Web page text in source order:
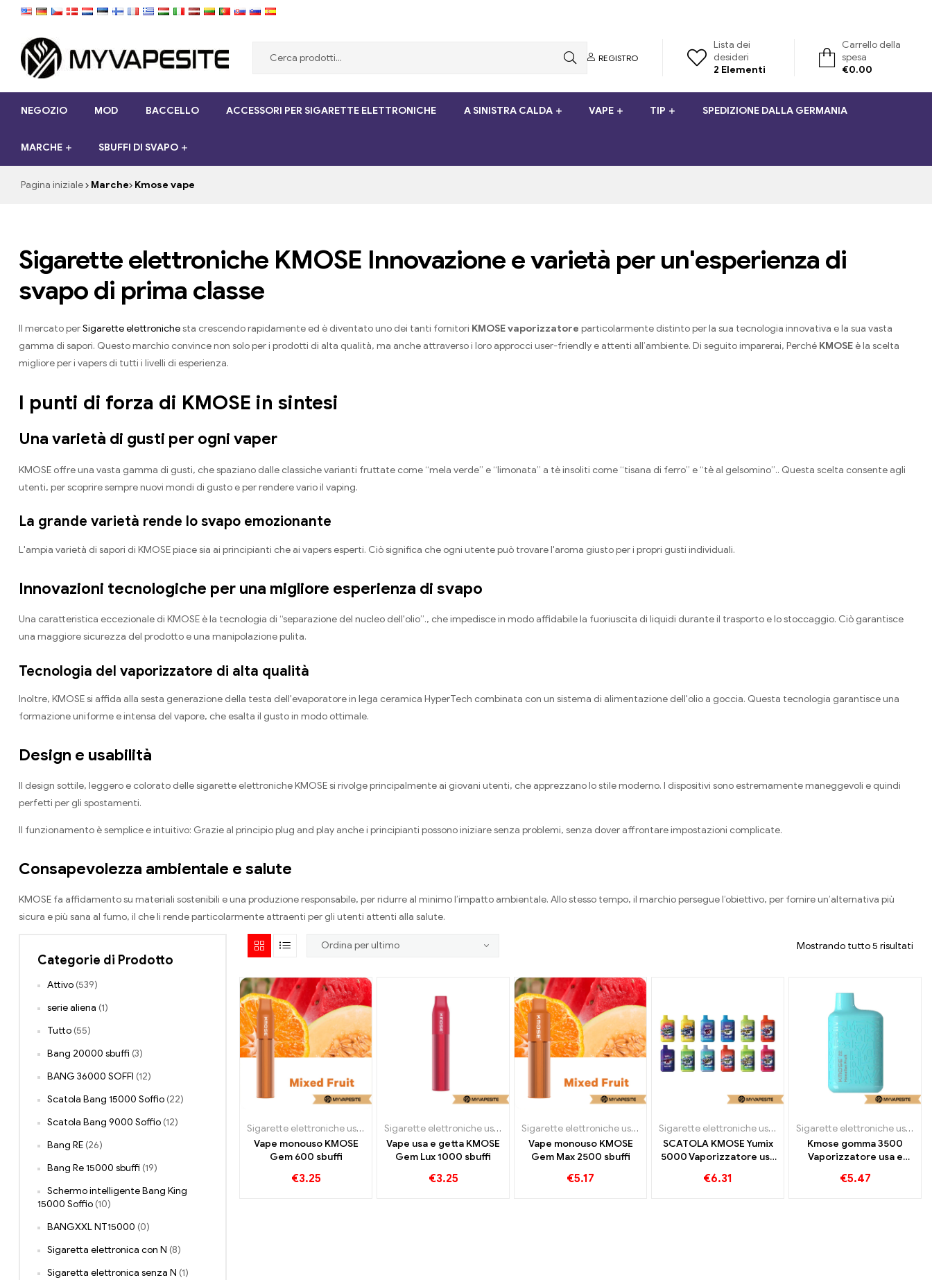
Myvapesite.de
sigarette
elettroniche
a
myvapesite.de
REGISTRO
Lista dei
desideri
2 Elementi
Carrello della
spesa
€0.00
NEGOZIO MOD BACCELLO ACCESSORI PER SIGARETTE ELETTRONICHE A SINISTRA CALDA VAPE TIP SPEDIZIONE DALLA GERMANIA
MARCHE SBUFFI DI SVAPO
Pagina iniziale Marche Kmose vape
Sigarette elettroniche KMOSE Innovazione e varietà per un'esperienza di
svapo di prima classe
Il mercato perSigarette elettronichesta crescendo rapidamente ed è diventato uno dei tanti fornitori KMOSE vaporizzatore particolarmente distinto per la sua tecnologia innovativa e la sua vasta
gamma di sapori. Questo marchio convince non solo per i prodotti di alta qualità, ma anche attraverso i loro approcci user-friendly e attenti all’ambiente. Di seguito imparerai, Perché KMOSE è la scelta
migliore per i vapers di tutti i livelli di esperienza.
I punti di forza di KMOSE in sintesi
Una varietà di gusti per ogni vaper
KMOSE offre una vasta gamma di gusti, che spaziano dalle classiche varianti fruttate come “mela verde” e “limonata” a tè insoliti come “tisana di ferro” e “tè al gelsomino”.. Questa scelta consente agli
utenti, per scoprire sempre nuovi mondi di gusto e per rendere vario il vaping.
La grande varietà rende lo svapo emozionante
L'ampia varietà di sapori di KMOSE piace sia ai principianti che ai vapers esperti. Ciò significa che ogni utente può trovare l'aroma giusto per i propri gusti individuali.
Innovazioni tecnologiche per una migliore esperienza di svapo
Una caratteristica eccezionale di KMOSE è la tecnologia di “separazione del nucleo dell'olio”., che impedisce in modo affidabile la fuoriuscita di liquidi durante il trasporto e lo stoccaggio. Ciò garantisce
una maggiore sicurezza del prodotto e una manipolazione pulita.
Tecnologia del vaporizzatore di alta qualità
Inoltre, KMOSE si affida alla sesta generazione della testa dell'evaporatore in lega ceramica HyperTech combinata con un sistema di alimentazione dell'olio a goccia. Questa tecnologia garantisce una
formazione uniforme e intensa del vapore, che esalta il gusto in modo ottimale.
Design e usabilità
Il design sottile, leggero e colorato delle sigarette elettroniche KMOSE si rivolge principalmente ai giovani utenti, che apprezzano lo stile moderno. I dispositivi sono estremamente maneggevoli e quindi
perfetti per gli spostamenti.
Il funzionamento è semplice e intuitivo: Grazie al principio plug and play anche i principianti possono iniziare senza problemi, senza dover affrontare impostazioni complicate.
Consapevolezza ambientale e salute
KMOSE fa affidamento su materiali sostenibili e una produzione responsabile, per ridurre al minimo l’impatto ambientale. Allo stesso tempo, il marchio persegue l’obiettivo, per fornire un’alternativa più
sicura e più sana al fumo, il che li rende particolarmente attraenti per gli utenti attenti alla salute.
Mostrando tutto 5 risultati
Sigarette elettroniche usa e getta
Vape monouso KMOSE
Gem 600 sbuffi
€3.25
Sigarette elettroniche usa e getta
Vape usa e getta KMOSE
Gem Lux 1000 sbuffi
€3.25
Sigarette elettroniche usa e getta
Vape monouso KMOSE
Gem Max 2500 sbuffi
€5.17
Sigarette elettroniche usa e getta
SCATOLA KMOSE Yumix
5000 Vaporizzatore usa
€6.31
Sigarette elettroniche usa e getta
Kmose gomma 3500
Vaporizzatore usa e
€5.47
Categorie di Prodotto
Attivo (539)
serie aliena (1)
Tutto (55)
Bang 20000 sbuffi (3)
BANG 36000 SOFFI (12)
Scatola Bang 15000 Soffio (22)
Scatola Bang 9000 Soffio (12)
Bang RE (26)
Bang Re 15000 sbuffi (19)
Schermo intelligente Bang King
15000 Soffio (10)
BANGXXL NT15000 (0)
Sigaretta elettronica con N (8)
Sigaretta elettronica senza N (1)